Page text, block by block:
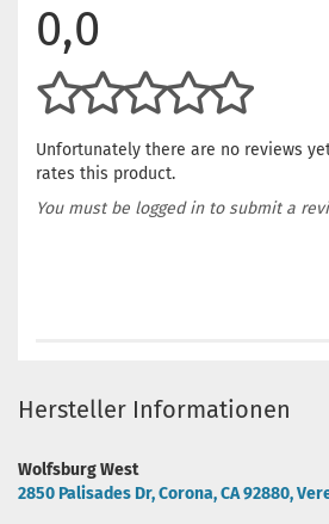
0,0
Unfortunately there are no reviews
rates this product.
You must be logged in to submit a
Hersteller Informationen
Wolfsburg West
2850 Palisades Dr, Corona, CA 92880,